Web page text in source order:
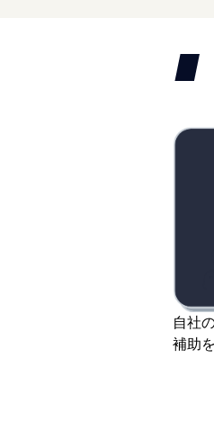
自社
補助